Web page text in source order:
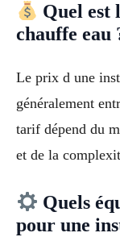
Quel est
chauffe eau
Le prix d une
généralement
tarif dépend du
et de la
Quels
pour une